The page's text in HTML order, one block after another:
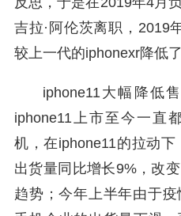
吉拉·阿伦茨离职，2019
较上一代的iphonexr降低
iphone11大幅降低
iphone11上市至今一直
机，在iphone11的拉动
出货量同比增长9%，改
趋势；今年上半年由于